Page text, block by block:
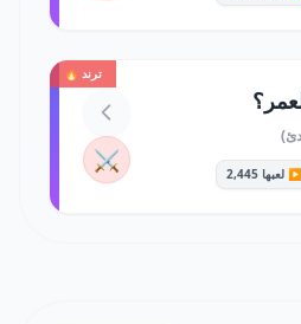
ترند 🔥
▶️ لعبها 2,445 ⚔️